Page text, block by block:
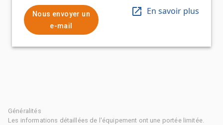
Nous envoyer un
e-mail
En savoir plus
Généralités
Les informations détaillées de l'équipement ont une portée limitée.